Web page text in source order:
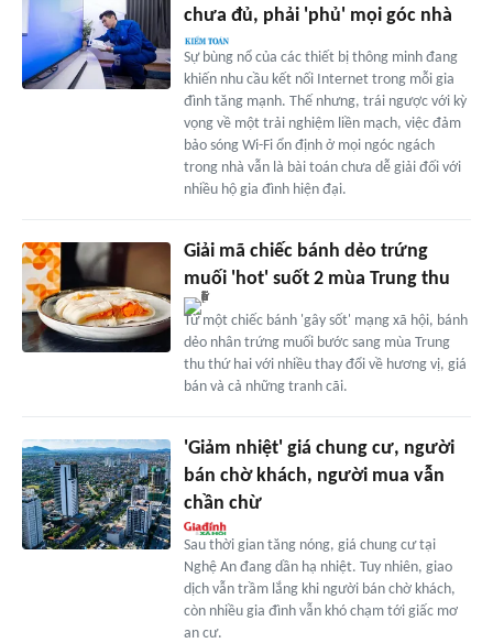
chưa đủ, phải 'phủ' mọi góc nhà
Sự bùng nổ của các thiết bị thông minh đang
khiến nhu cầu kết nối Internet trong mỗi gia
đình tăng mạnh. Thế nhưng, trái ngược với kỳ
vọng về một trải nghiệm liền mạch, việc đảm
bảo sóng Wi-Fi ổn định ở mọi ngóc ngách
trong nhà vẫn là bài toán chưa dễ giải đối với
nhiều hộ gia đình hiện đại.
Giải mã chiếc bánh dẻo trứng
muối 'hot' suốt 2 mùa Trung thu
Từ một chiếc bánh 'gây sốt' mạng xã hội, bánh
dẻo nhân trứng muối bước sang mùa Trung
thu thứ hai với nhiều thay đổi về hương vị, giá
bán và cả những tranh cãi.
'Giảm nhiệt' giá chung cư, người
bán chờ khách, người mua vẫn
chần chừ
Sau thời gian tăng nóng, giá chung cư tại
Nghệ An đang dần hạ nhiệt. Tuy nhiên, giao
dịch vẫn trầm lắng khi người bán chờ khách,
còn nhiều gia đình vẫn khó chạm tới giấc mơ
an cư.